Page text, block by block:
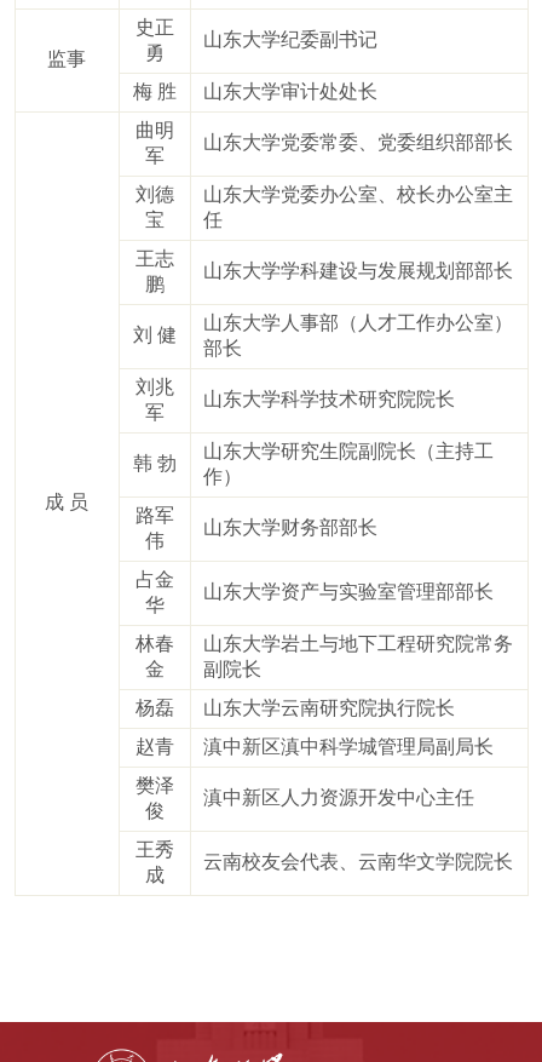
监事
史正
勇
山东大学纪委副书记
梅 胜 山东大学审计处处长
成 员
曲明
军
山东大学党委常委、党委组织部部长
刘德
宝
山东大学党委办公室、校长办公室主
任
王志
鹏
山东大学学科建设与发展规划部部长
刘 健
山东大学人事部（人才工作办公室）
部长
刘兆
军
山东大学科学技术研究院院长
韩 勃
山东大学研究生院副院长（主持工
作）
路军
伟
山东大学财务部部长
占金
华
山东大学资产与实验室管理部部长
林春
金
山东大学岩土与地下工程研究院常务
副院长
杨磊
山东大学云南研究院执行院长
赵青
滇中新区滇中科学城管理局副局长
樊泽
俊
滇中新区人力资源开发中心主任
王秀
成
云南校友会代表、云南华文学院院长